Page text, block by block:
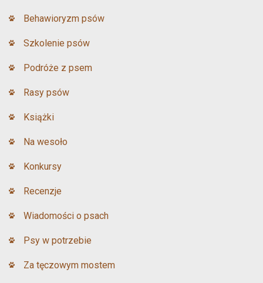
Behawioryzm psów
Szkolenie psów
Podróże z psem
Rasy psów
Książki
Na wesoło
Konkursy
Recenzje
Wiadomości o psach
Psy w potrzebie
Za tęczowym mostem